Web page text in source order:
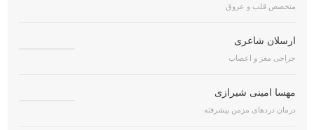
متخصص قلب و عروق
ارسلان شاعری
جراحی مغز و اعصاب
مهسا امینی شیرازی
درمان دردهای مزمن پیشرفته